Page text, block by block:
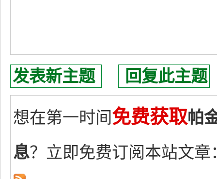
发表新主题 回复此主题
想在第一时间免费获取帕
息？立即免费订阅本站文章